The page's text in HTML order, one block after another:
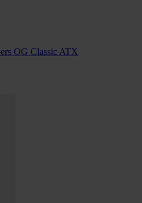
OG Classic ATX